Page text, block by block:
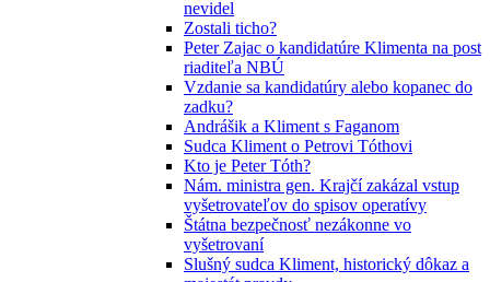
nevidel
Zostali ticho?
Peter Zajac o kandidatúre Klimenta na post
riaditeľa NBÚ
Vzdanie sa kandidatúry alebo kopanec do
zadku?
Andrášik a Kliment s Faganom
Sudca Kliment o Petrovi Tóthovi
Kto je Peter Tóth?
Nám. ministra gen. Krajčí zakázal vstup
vyšetrovateľov do spisov operatívy
Štátna bezpečnosť nezákonne vo
vyšetrovaní
Slušný sudca Kliment, historický dôkaz a